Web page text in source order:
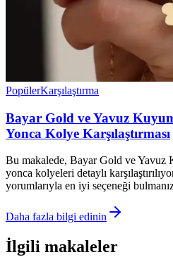
PopülerKarşılaştırma
Bayar Gold ve Yavuz
Yonca Kolye Karşılaştırması
Bu makalede, Bayar Gold ve Yavuz
yonca kolyeleri detaylı
yorumlarıyla en iyi seçeneği
Daha fazla bilgi edinin
İlgili makaleler